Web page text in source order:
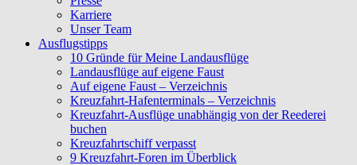
Karriere
Unser Team
Ausflugstipps
10 Gründe für Meine Landausflüge
Landausflüge auf eigene Faust
Auf eigene Faust – Verzeichnis
Kreuzfahrt-Hafenterminals – Verzeichnis
Kreuzfahrt-Ausflüge unabhängig von der Reederei
buchen
Kreuzfahrtschiff verpasst
9 Kreuzfahrt-Foren im Überblick